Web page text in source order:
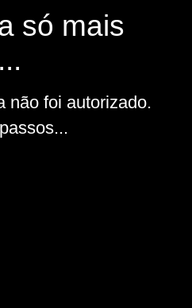
só mais
não foi autorizado.